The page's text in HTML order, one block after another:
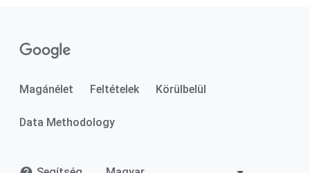
Magánélet Feltételek Körülbelül
Data Methodology